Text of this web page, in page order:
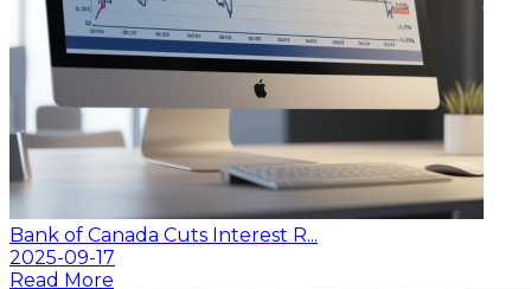
Bank of Canada Cuts Interest R...
2025-09-17
Read More